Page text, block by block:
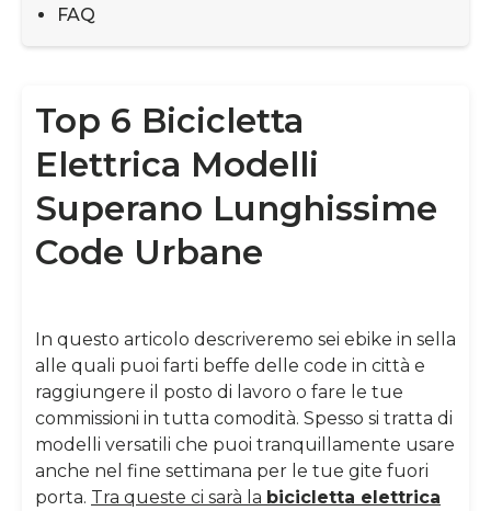
FAQ
Top 6 Bicicletta
Elettrica Modelli
Superano Lunghissime
Code Urbane
In questo articolo descriveremo sei ebike in sella
alle quali puoi farti beffe delle code in città e
raggiungere il posto di lavoro o fare le tue
commissioni in tutta comodità. Spesso si tratta di
modelli versatili che puoi tranquillamente usare
anche nel fine settimana per le tue gite fuori
porta. Tra queste ci sarà la bicicletta elettrica